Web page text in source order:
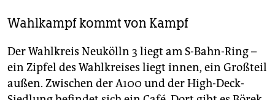
dann müsste die Noch-Regierende Franziska Giffey
aufgeben. Die Spitzen im SPD-Landesverband gaben
ihr – trotz des schlechtesten Ergebnisses seit 1950
für die Berliner SPD – Rückenwind für Rot-Grün-Rot.
Wahlkampf kommt von Kampf
Der Wahlkreis Neukölln 3 liegt am S-Bahn-Ring –
ein Zipfel des Wahlkreises liegt innen, ein Großteil
außen. Zwischen der A100 und der High-Deck-